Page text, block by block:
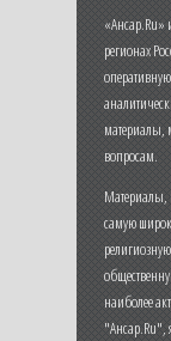
«Ансар.Ru»
регионах
материалы,
вопросам.
Материалы,
самую
наиболее
"Ансар.Ru",